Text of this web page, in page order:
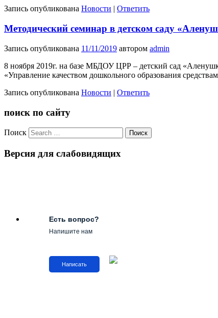
Запись опубликована Новости | Ответить
Методический семинар в детском саду
Запись опубликована 11/11/2019 автором admin
8 ноября 2019г. на базе МБДОУ ЦРР – детский сад
«Управление качеством дошкольного образования
Запись опубликована Новости | Ответить
поиск по сайту
Поиск
Версия для слабовидящих
Есть вопрос?
Напишите нам
Написать